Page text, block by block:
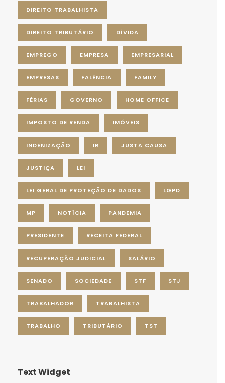
DIREITO TRABALHISTA
DIREITO TRIBUTÁRIO DÍVIDA
EMPREGO EMPRESA EMPRESARIAL
EMPRESAS FALÊNCIA FAMILY
FÉRIAS GOVERNO HOME OFFICE
IMPOSTO DE RENDA IMÓVEIS
INDENIZAÇÃO IR JUSTA CAUSA
JUSTIÇA LEI
LEI GERAL DE PROTEÇÃO DE DADOS LGPD
MP NOTÍCIA PANDEMIA
PRESIDENTE RECEITA FEDERAL
RECUPERAÇÃO JUDICIAL SALÁRIO
SENADO SOCIEDADE STF STJ
TRABALHADOR TRABALHISTA
TRABALHO TRIBUTÁRIO TST
Text Widget